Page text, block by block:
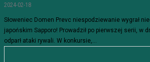
2024-02-18
Słoweniec Domen Prevc niespodziewanie wygrał
japońskim Sapporo! Prowadził po pierwszej serii, w
odparł ataki rywali. W konkursie,...